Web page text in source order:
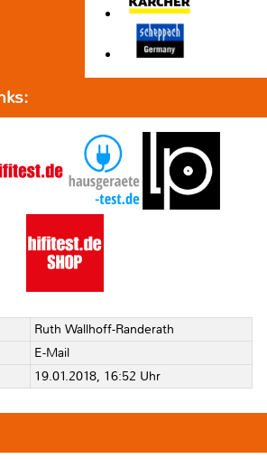
Ruth Wallhoff-Randerath
E-Mail
19.01.2018, 16:52 Uhr